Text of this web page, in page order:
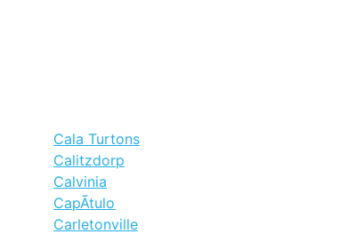
Cala Turtons
Calitzdorp
Calvinia
CapÃ­tulo
Carletonville